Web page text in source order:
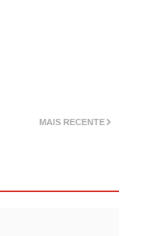
MAIS RECENTE